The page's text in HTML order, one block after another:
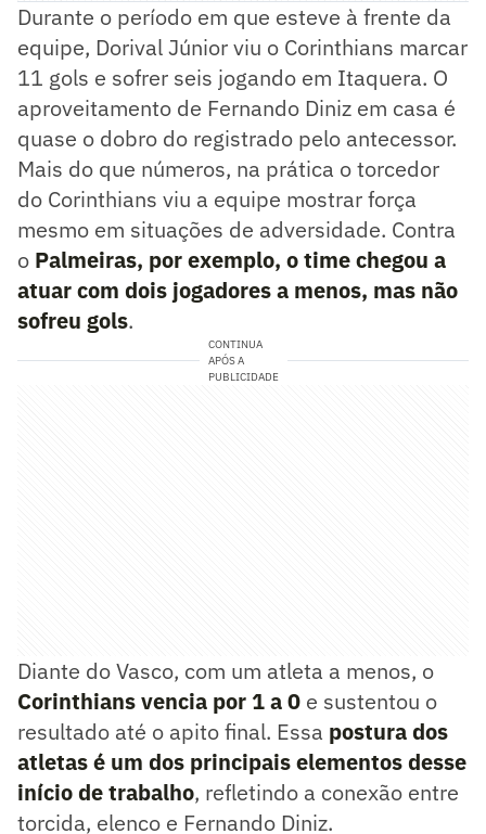
Durante o período em que esteve à frente da
equipe, Dorival Júnior viu o Corinthians marcar
11 gols e sofrer seis jogando em Itaquera. O
aproveitamento de Fernando Diniz em casa é
quase o dobro do registrado pelo antecessor.
Mais do que números, na prática o torcedor
do Corinthians viu a equipe mostrar força
mesmo em situações de adversidade. Contra
o Palmeiras, por exemplo, o time chegou a
atuar com dois jogadores a menos, mas não
sofreu gols.
CONTINUA
APÓS A
PUBLICIDADE
Diante do Vasco, com um atleta a menos, o
Corinthians vencia por 1 a 0 e sustentou o
resultado até o apito final. Essa postura dos
atletas é um dos principais elementos desse
início de trabalho, refletindo a conexão entre
torcida, elenco e Fernando Diniz.